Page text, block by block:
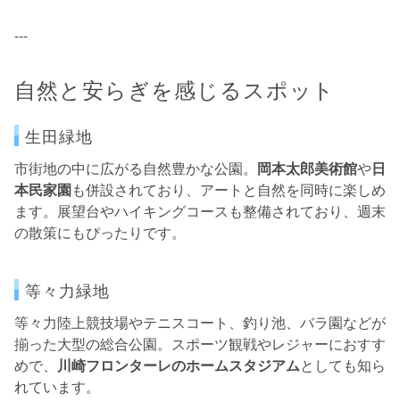
---
自然と安らぎを感じるスポット
生田緑地
市街地の中に広がる自然豊かな公園。 岡本太郎美術館や日
本民家園も併設されており、アートと自然を同時に楽しめ
ます。展望台やハイキングコースも整備されており、週末
の散策にもぴったりです。
等々力緑地
等々力陸上競技場やテニスコート、釣り池、バラ園などが
揃った大型の総合公園。スポーツ観戦やレジャーにおすす
めで、
川崎フロンターレのホームスタジアムとしても知ら
れています。